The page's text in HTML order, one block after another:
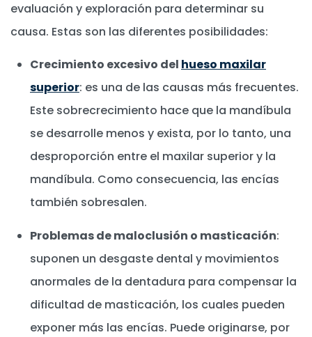
evaluación y exploración para determinar su
causa. Estas son las diferentes posibilidades:
Crecimiento excesivo del hueso maxilar
superior: es una de las causas más frecuentes.
Este sobrecrecimiento hace que la mandíbula
se desarrolle menos y exista, por lo tanto, una
desproporción entre el maxilar superior y la
mandíbula. Como consecuencia, las encías
también sobresalen.
Problemas de maloclusión o masticación:
suponen un desgaste dental y movimientos
anormales de la dentadura para compensar la
dificultad de masticación, los cuales pueden
exponer más las encías. Puede originarse, por